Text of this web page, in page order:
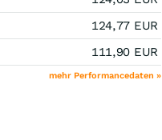
124,77 EUR
111,90 EUR
mehr Performancedaten »